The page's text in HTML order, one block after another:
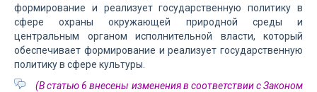
формирование и реализует государственную политику в
сфере охраны окружающей природной среды и
центральным органом исполнительной власти, который
обеспечивает формирование и реализует государственную
политику в сфере культуры.
(В статью 6 внесены изменения в соответствии с Законом